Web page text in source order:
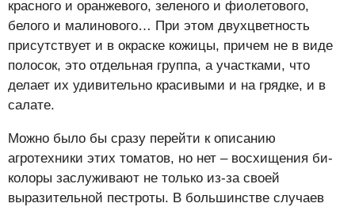
красного и оранжевого, зеленого и фиолетового,
белого и малинового… При этом двухцветность
присутствует и в окраске кожицы, причем не в виде
полосок, это отдельная группа, а участками, что
делает их удивительно красивыми и на грядке, и в
салате.
Можно было бы сразу перейти к описанию
агротехники этих томатов, но нет – восхищения би-
колоры заслуживают не только из-за своей
выразительной пестроты. В большинстве случаев